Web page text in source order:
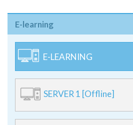
E-learning
E-LEARNING
SERVER 1 [Offline]